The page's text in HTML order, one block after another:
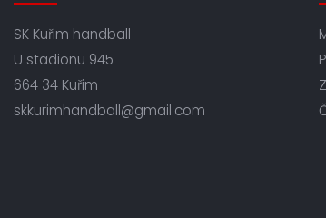
SK Kuřim handball
U stadionu 945
664 34 Kuřim
skkurimhandball@gmail.com